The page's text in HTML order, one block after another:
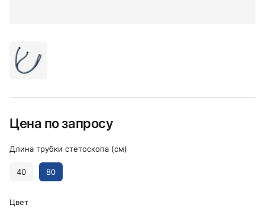
Цена по запросу
Длина трубки стетоскопа (см)
40 80
Цвет